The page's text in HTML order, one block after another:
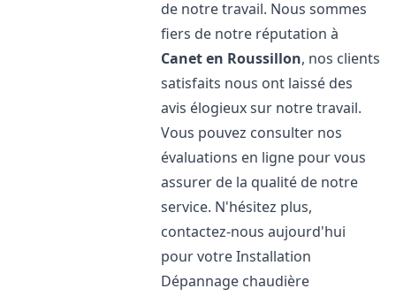
de notre travail. Nous sommes
fiers de notre réputation à
Canet en Roussillon, nos clients
satisfaits nous ont laissé des
avis élogieux sur notre travail.
Vous pouvez consulter nos
évaluations en ligne pour vous
assurer de la qualité de notre
service. N'hésitez plus,
contactez-nous aujourd'hui
pour votre Installation
Dépannage chaudière